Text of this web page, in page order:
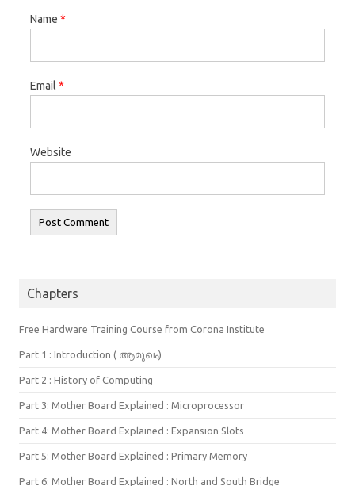
Name *
Email *
Website
Chapters
Free Hardware Training Course from Corona Institute
Part 1 : Introduction ( ആമുഖം)
Part 2 : History of Computing
Part 3: Mother Board Explained : Microprocessor
Part 4: Mother Board Explained : Expansion Slots
Part 5: Mother Board Explained : Primary Memory
Part 6: Mother Board Explained : North and South Bridge